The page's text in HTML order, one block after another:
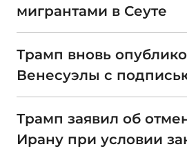
мигрантами в Сеуте
Трамп вновь
Венесуэлы с
Трамп заявил об
Ирану при условии